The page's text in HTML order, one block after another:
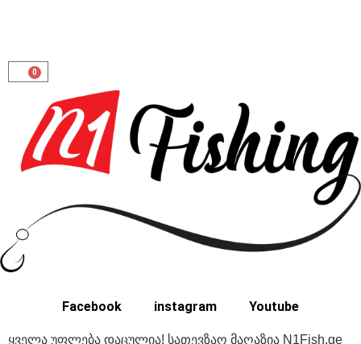
0
Facebook instagram Youtube
ყველა უფლება დაცულია! სათევზაო მაღაზია N1Fish.ge